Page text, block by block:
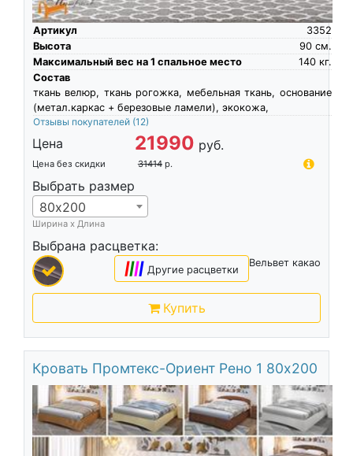
Артикул
3352
Высота
см.
90
Максимальный вес на 1 спальное место
кг.
140
Состав
ткань велюр, ткань рогожка, мебельная ткань, основание
(метал.каркас + березовые ламели), экокожа,
Отзывы покупателей (12)
Цена 21990 руб.
Цена без скидки 31414 р.
Выбрать размер
80х200
Ширина х Длина
Выбрана расцветка:
Вельвет какао
|||| Другие расцветки
Купить
Кровать Промтекс-Ориент Рено 1 80х200